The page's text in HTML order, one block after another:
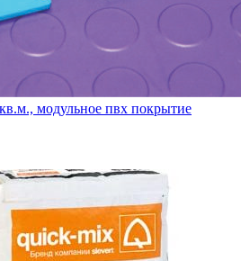
модульное пвх покрытие